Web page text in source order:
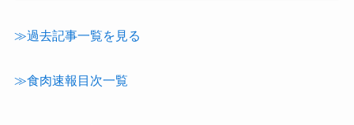
テ
≫過去記事一覧を見る
≫食肉速報目次一覧